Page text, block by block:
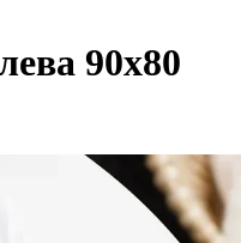
90х80